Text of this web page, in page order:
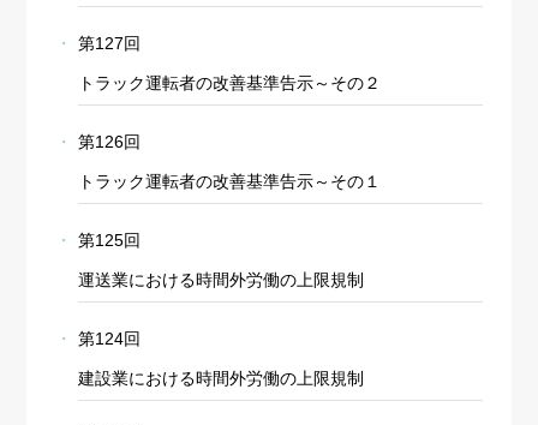
第127回
トラック運転者の改善基準告示～その２
第126回
トラック運転者の改善基準告示～その１
第125回
運送業における時間外労働の上限規制
第124回
建設業における時間外労働の上限規制